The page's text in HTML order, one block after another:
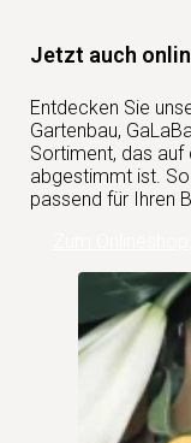
Jetzt auch
Entdecken Sie
Gartenbau,
Sortiment, das
abgestimmt ist.
passend für Ihren